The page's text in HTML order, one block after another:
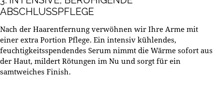
ABSCHLUSSPFLEGE
Nach der Haarentfernung verwöhnen wir Ihre Arme mit
einer extra Portion Pflege. Ein intensiv kühlendes,
feuchtigkeitsspendendes Serum nimmt die Wärme sofort aus
der Haut, mildert Rötungen im Nu und sorgt für ein
samtweiches Finish.